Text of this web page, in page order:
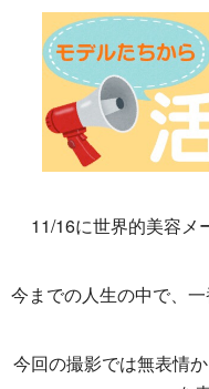
11/16に世界的美容メ
今までの人生の中で、一
今回の撮影では無表情